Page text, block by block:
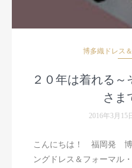
博多織ドレス
２０年は着れる
さま
2016年3月15
こんにちは！ 福岡発
ングドレス＆フォーマル